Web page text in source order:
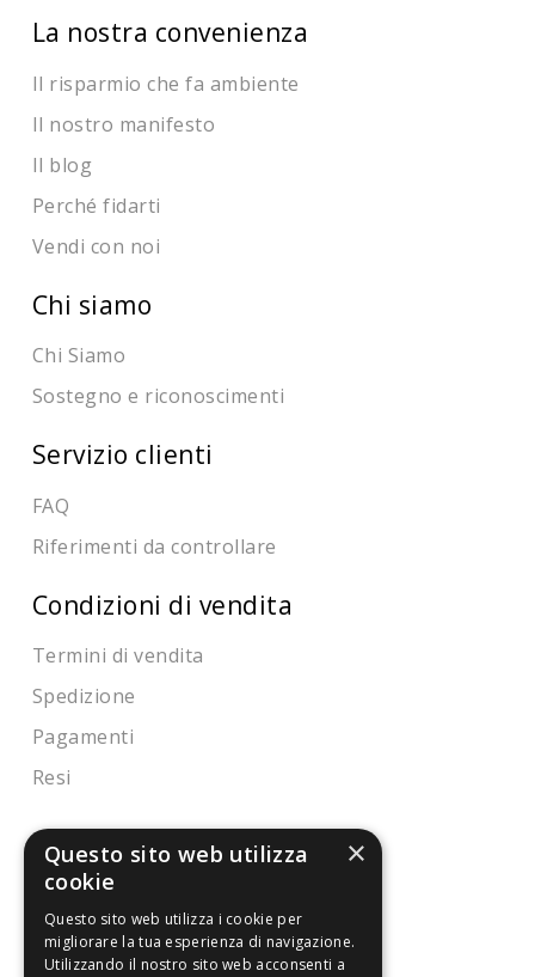
La nostra convenienza
Il risparmio che fa ambiente
Il nostro manifesto
Il blog
Perché fidarti
Vendi con noi
Chi siamo
Chi Siamo
Sostegno e riconoscimenti
Servizio clienti
FAQ
Riferimenti da controllare
Condizioni di vendita
Termini di vendita
Spedizione
Pagamenti
Resi
4,7/5
Eccellente
3.821
×
Questo sito web utilizza
cookie
Questo sito web utilizza i cookie per
migliorare la tua esperienza di navigazione.
Utilizzando il nostro sito web acconsenti a